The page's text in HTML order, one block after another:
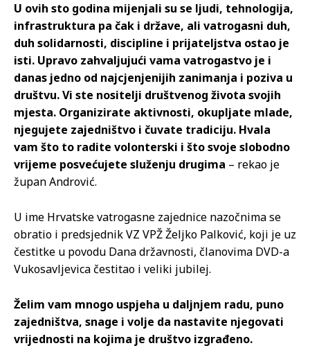
U ovih sto godina mijenjali su se ljudi, tehnologija,
infrastruktura pa čak i države, ali vatrogasni duh,
duh solidarnosti, discipline i prijateljstva ostao je
isti. Upravo zahvaljujući vama vatrogastvo je i
danas jedno od najcjenjenijih zanimanja i poziva u
društvu. Vi ste nositelji društvenog života svojih
mjesta. Organizirate aktivnosti, okupljate mlade,
njegujete zajedništvo i čuvate tradiciju. Hvala
vam što to radite volonterski i što svoje slobodno
vrijeme posvećujete služenju drugima – rekao je
župan Andrović.
U ime Hrvatske vatrogasne zajednice nazočnima se
obratio i predsjednik VZ VPŽ Željko Palković, koji je uz
čestitke u povodu Dana državnosti, članovima DVD-a
Vukosavljevica čestitao i veliki jubilej.
Želim vam mnogo uspjeha u daljnjem radu, puno
zajedništva, snage i volje da nastavite njegovati
vrijednosti na kojima je društvo izgrađeno.